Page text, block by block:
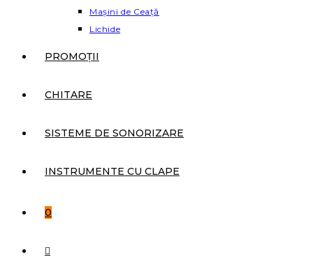
Mașini de Ceață
Lichide
PROMOȚII
CHITARE
SISTEME DE SONORIZARE
INSTRUMENTE CU CLAPE
0
TOGGLE